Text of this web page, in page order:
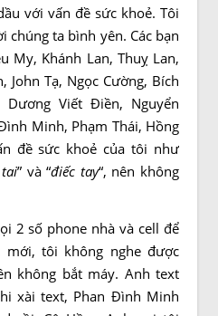
với vấn đề sức khoẻ. Tôi
chúng ta bình yên. Các bạn
My, Khánh Lan, Thuỵ Lan,
John Tạ, Ngọc Cường, Bích
Viết Điền, Nguyển
Minh, Phạm Thái, Hồng
đề sức khoẻ của tôi như
” và “điếc tay“, nên không
2 số phone nhà và cell để
mới, tôi không nghe được
không bắt máy. Anh text
xài text, Phan Đình Minh